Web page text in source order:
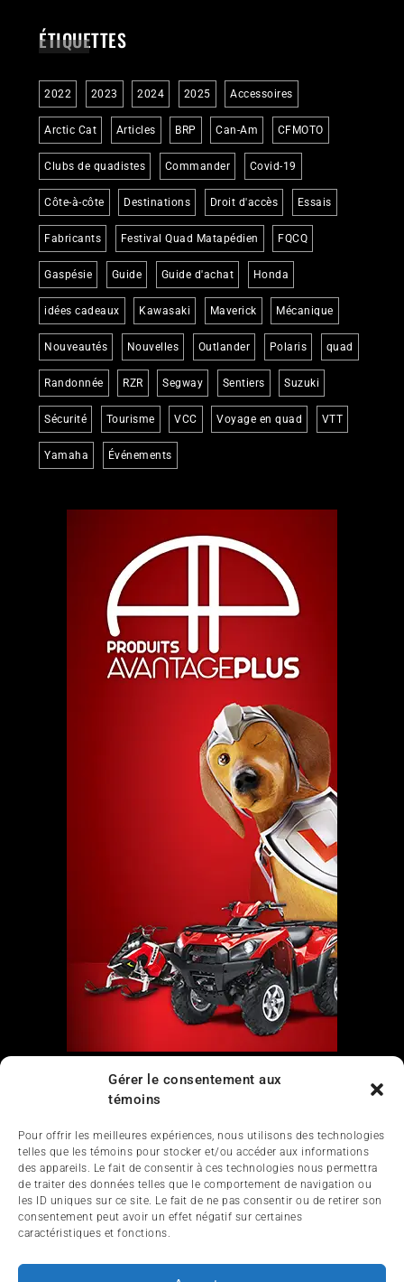
Gérer le consentement aux
témoins
Pour offrir les meilleures expériences, nous utilisons des technologies
telles que les témoins pour stocker et/ou accéder aux informations
des appareils. Le fait de consentir à ces technologies nous permettra
de traiter des données telles que le comportement de navigation ou
les ID uniques sur ce site. Le fait de ne pas consentir ou de retirer son
consentement peut avoir un effet négatif sur certaines
caractéristiques et fonctions.
ÉTIQUETTES
2022 2023 2024 2025 Accessoires
Arctic Cat Articles BRP Can-Am CFMOTO
Clubs de quadistes Commander Covid-19
Côte-à-côte Destinations Droit d'accès Essais
Fabricants Festival Quad Matapédien FQCQ
Gaspésie Guide Guide d'achat Honda
idées cadeaux Kawasaki Maverick Mécanique
Nouveautés Nouvelles Outlander Polaris quad
Randonnée RZR Segway Sentiers Suzuki
Sécurité Tourisme VCC Voyage en quad VTT
Yamaha Événements
Nous contacter